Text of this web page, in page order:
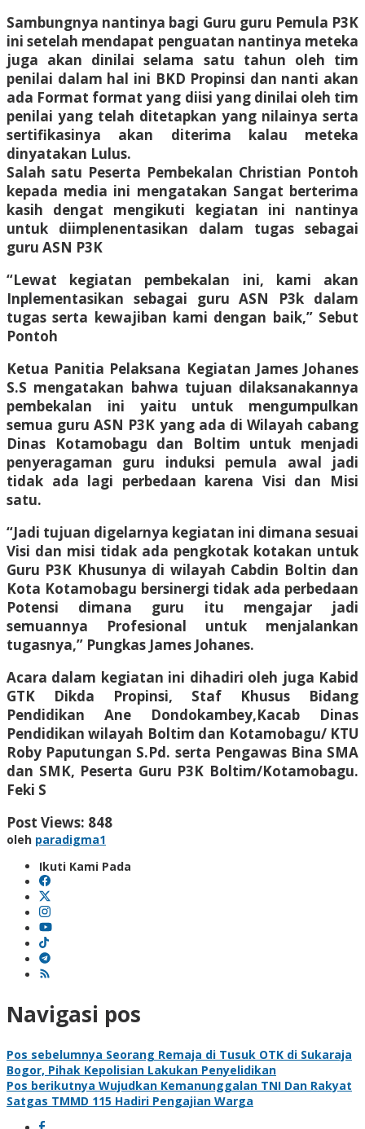
Sambungnya nantinya bagi Guru guru Pemula P3K
ini setelah mendapat penguatan nantinya meteka
juga akan dinilai selama satu tahun oleh tim
penilai dalam hal ini BKD Propinsi dan nanti akan
ada Format format yang diisi yang dinilai oleh tim
penilai yang telah ditetapkan yang nilainya serta
sertifikasinya akan diterima kalau meteka
dinyatakan Lulus.
Salah satu Peserta Pembekalan Christian Pontoh
kepada media ini mengatakan Sangat berterima
kasih dengat mengikuti kegiatan ini nantinya
untuk diimplenentasikan dalam tugas sebagai
guru ASN P3K
“Lewat kegiatan pembekalan ini, kami akan
Inplementasikan sebagai guru ASN P3k dalam
tugas serta kewajiban kami dengan baik,” Sebut
Pontoh
Ketua Panitia Pelaksana Kegiatan James Johanes
S.S mengatakan bahwa tujuan dilaksanakannya
pembekalan ini yaitu untuk mengumpulkan
semua guru ASN P3K yang ada di Wilayah cabang
Dinas Kotamobagu dan Boltim untuk menjadi
penyeragaman guru induksi pemula awal jadi
tidak ada lagi perbedaan karena Visi dan Misi
satu.
“Jadi tujuan digelarnya kegiatan ini dimana sesuai
Visi dan misi tidak ada pengkotak kotakan untuk
Guru P3K Khusunya di wilayah Cabdin Boltin dan
Kota Kotamobagu bersinergi tidak ada perbedaan
Potensi dimana guru itu mengajar jadi
semuannya Profesional untuk menjalankan
tugasnya,” Pungkas James Johanes.
Acara dalam kegiatan ini dihadiri oleh juga Kabid
GTK Dikda Propinsi, Staf Khusus Bidang
Pendidikan Ane Dondokambey,Kacab Dinas
Pendidikan wilayah Boltim dan Kotamobagu/ KTU
Roby Paputungan S.Pd. serta Pengawas Bina SMA
dan SMK, Peserta Guru P3K Boltim/Kotamobagu.
Feki S
Post Views: 848
oleh paradigma1
Ikuti Kami Pada
Navigasi pos
Pos sebelumnya Seorang Remaja di Tusuk OTK di Sukaraja
Bogor, Pihak Kepolisian Lakukan Penyelidikan
Pos berikutnya Wujudkan Kemanunggalan TNI Dan Rakyat
Satgas TMMD 115 Hadiri Pengajian Warga